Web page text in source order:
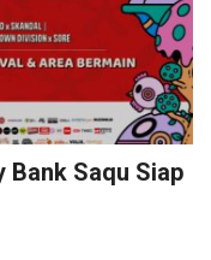
Saqu Siap